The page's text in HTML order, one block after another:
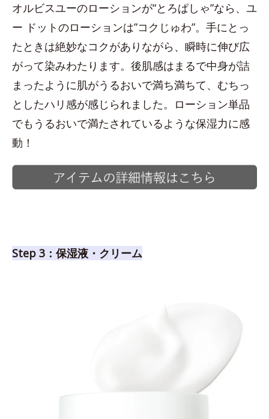
オルビスユーのローションが“とろぱしゃ”なら、ユ
ー ドットのローションは”コクじゅわ”。手にとっ
たときは絶妙なコクがありながら、瞬時に伸び広
がって染みわたります。後肌感はまるで中身が詰
まったように肌がうるおいで満ち満ちて、むちっ
としたハリ感が感じられました。ローション単品
でもうるおいで満たされているような保湿力に感
動！
Step 3：保湿液・クリーム